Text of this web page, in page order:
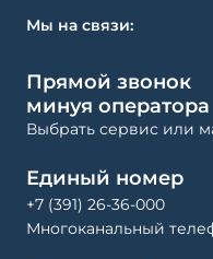
Мы на связи:
Прямой звонок
минуя оператора
Выбрать сервис или
Единый номер
+7 (391) 26-36-000
Многоканальный